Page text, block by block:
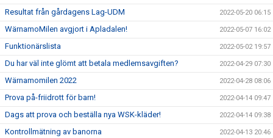
Resultat från gårdagens Lag-UDM 2022-05-20 06:15
WärnamoMilen avgjort i Apladalen! 2022-05-07 16:02
Funktionärslista 2022-05-02 19:57
Du har väl inte glömt att betala medlemsavgiften? 2022-04-29 07:30
Wärnamomilen 2022 2022-04-28 08:06
Prova på-friidrott för barn! 2022-04-14 09:47
Dags att prova och beställa nya WSK-kläder! 2022-04-14 09:38
Kontrollmätning av banorna 2022-04-13 20:46